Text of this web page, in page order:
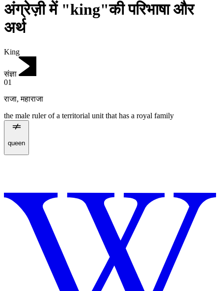
अंग्रेज़ी में "king"की परिभाषा और
अर्थ
King
संज्ञा
01
राजा,महाराजा
the male ruler of a territorial unit that has a royal family
queen